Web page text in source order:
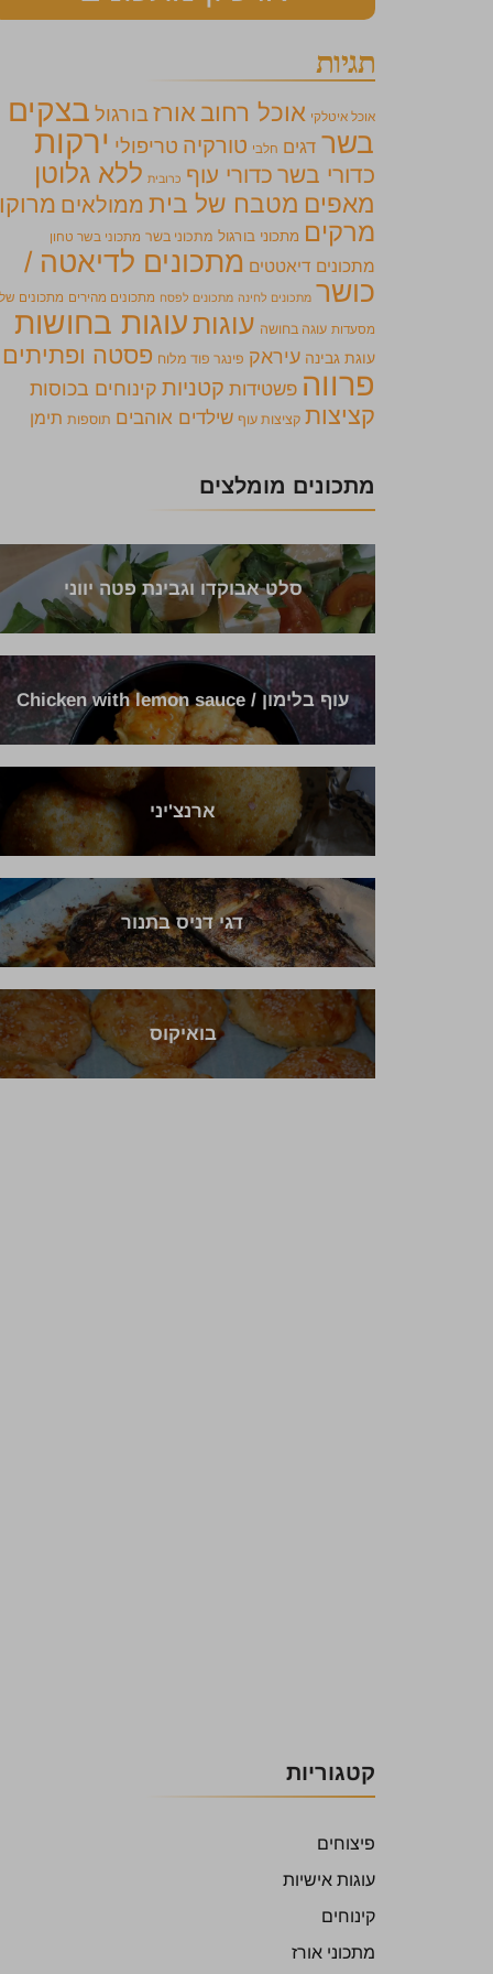
תגיות
אוכל איטלקי אוכל רחוב אורזבורגול בצקים
בשר דגים חלבי טורקיה טריפולי ירקות
כדורי בשר כדורי עוף כרובית ללא גלוטן
מאפים מטבח של בית ממולאים מרוקו
מרקים מתכוני בורגול מתכוני בשר מתכוני בשר טחון
מתכונים דיאטטים מתכונים לדיאטה /
כושר מתכונים לחינה מתכונים לפסח מתכונים מהירים מתכונים של
מסעדות עוגה בחושה עוגותעוגות בחושות
עוגת גבינה עיראק פינגר פוד מלוח פסטה ופתיתים
פרווה פשטידות קטניות קינוחים בכוסות
קציצות קציצות עוף שילדים אוהבים תוספות תימן
מתכונים מומלצים
סלט אבוקדו וגבינת פטה יווני
עוף בלימון / Chicken with lemon sauce
ארנצ'יני
דגי דניס בתנור
בואיקוס
קטגוריות
פיצוחים
עוגות אישיות
קינוחים
מתכוני אורז